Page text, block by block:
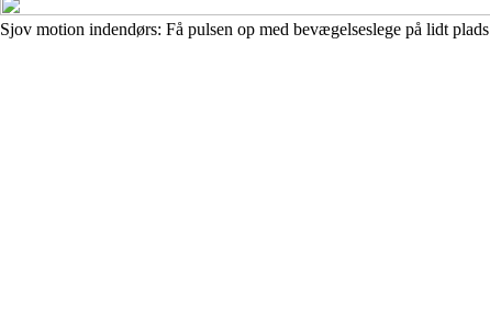
Sjov motion indendørs: Få pulsen op med bevægelseslege på lidt plads